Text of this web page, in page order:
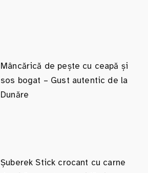
Mâncărică de pește cu ceapă și
sos bogat – Gust autentic de la
Dunăre
Șuberek Stick crocant cu carne